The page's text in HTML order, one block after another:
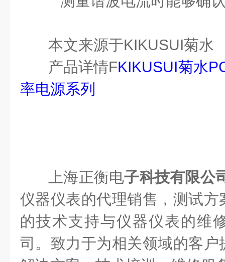
本文来源于KIKUSUI菊水
产品详情FKIKUSUI菊水
率电源系列
上海正衡电子科技有限公
仪器仪表的代理销售，测试
的技术支持与仪器仪表的维
司。致力于为相关领域的客